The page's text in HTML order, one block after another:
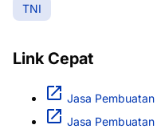
TNI
Link Cepat
Jasa
Jasa